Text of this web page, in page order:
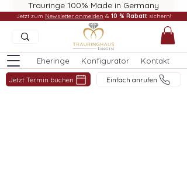
Trauringe 100% Made in Germany
Eheringe Konfigurator Kontakt
Jetzt Termin buchen Einfach anrufen
Jetzt zum Newsletter anmelden & 10 % Rabatt sichern!